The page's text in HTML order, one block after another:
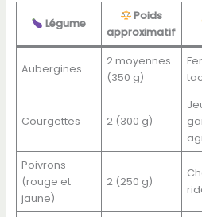
Légume
Poids
approximatif
Aubergines
2 moyennes
(350 g)
Courgettes 2 (300 g)
Poivrons
(rouge et
jaune)
2 (250 g)